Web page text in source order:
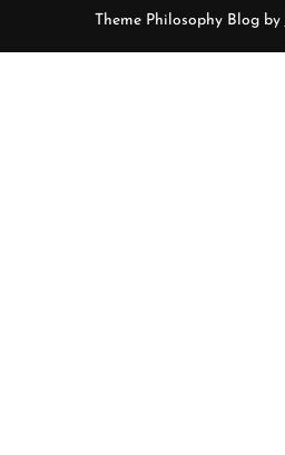
Theme Philosophy Blog by